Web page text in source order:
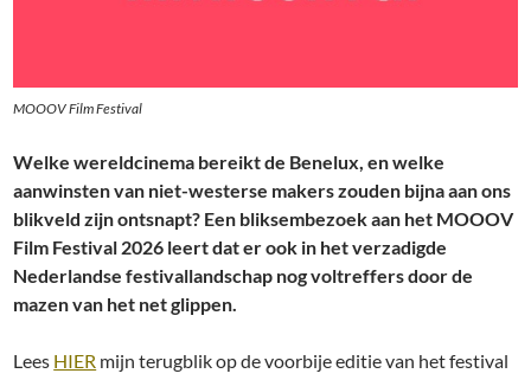
MOOOV Film Festival
Welke wereldcinema bereikt de Benelux, en welke
aanwinsten van niet-westerse makers zouden bijna aan ons
blikveld zijn ontsnapt? Een bliksembezoek aan het MOOOV
Film Festival 2026 leert dat er ook in het verzadigde
Nederlandse festivallandschap nog voltreffers door de
mazen van het net glippen.
Lees HIER mijn terugblik op de voorbije editie van het festival